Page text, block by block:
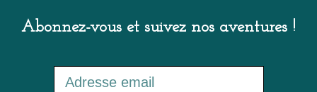
Abonnez-vous et suivez nos aventures !